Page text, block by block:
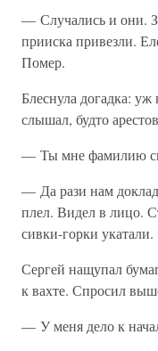
— Случались и они.
прииска привезли.
Помер.
Блеснула догадка:
слышал, будто
— Ты мне фамилию
— Да рази нам
плел. Видел в лицо.
сивки-горки укатали.
Сергей нащупал
к вахте. Спросил
— У меня дело к